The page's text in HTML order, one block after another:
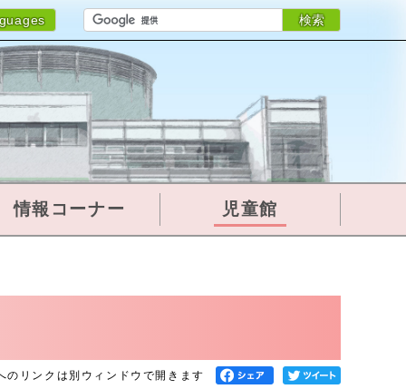
検索
情報コーナー 児童館
のリンクは別ウィンドウで開きます